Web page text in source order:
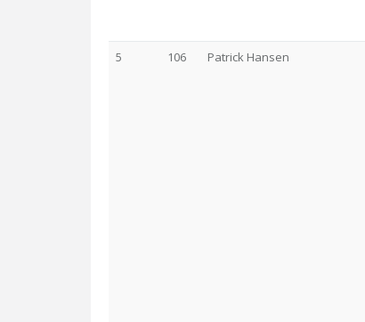
5 106 Patrick Hansen